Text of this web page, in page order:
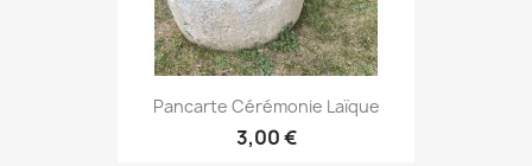
Pancarte Cérémonie Laïque
3,00 €